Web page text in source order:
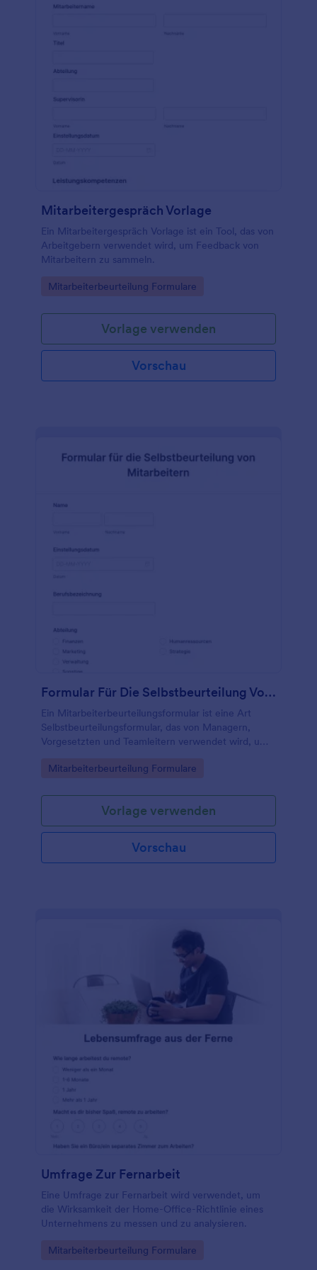
Mitarbeitergespräch Vorlage
Ein Mitarbeitergespräch Vorlage ist ein Tool, das von
Arbeitgebern verwendet wird, um Feedback von
Mitarbeitern zu sammeln.
Go to Category:
Mitarbeiterbeurteilung Formulare
Vorlage verwenden
Vorschau
Formular Für Die Selbstbeurteilung Von Mitarbeitern
Ein Mitarbeiterbeurteilungsformular ist eine Art
Selbstbeurteilungsformular, das von Managern,
Vorgesetzten und Teamleitern verwendet wird, um
bewerten.
Go to Category:
Mitarbeiterbeurteilung Formulare
Vorlage verwenden
Vorschau
Umfrage Zur Fernarbeit
Eine Umfrage zur Fernarbeit wird verwendet, um
die Wirksamkeit der Home-Office-Richtlinie eines
Unternehmens zu messen und zu analysieren.
Go to Category:
Mitarbeiterbeurteilung Formulare